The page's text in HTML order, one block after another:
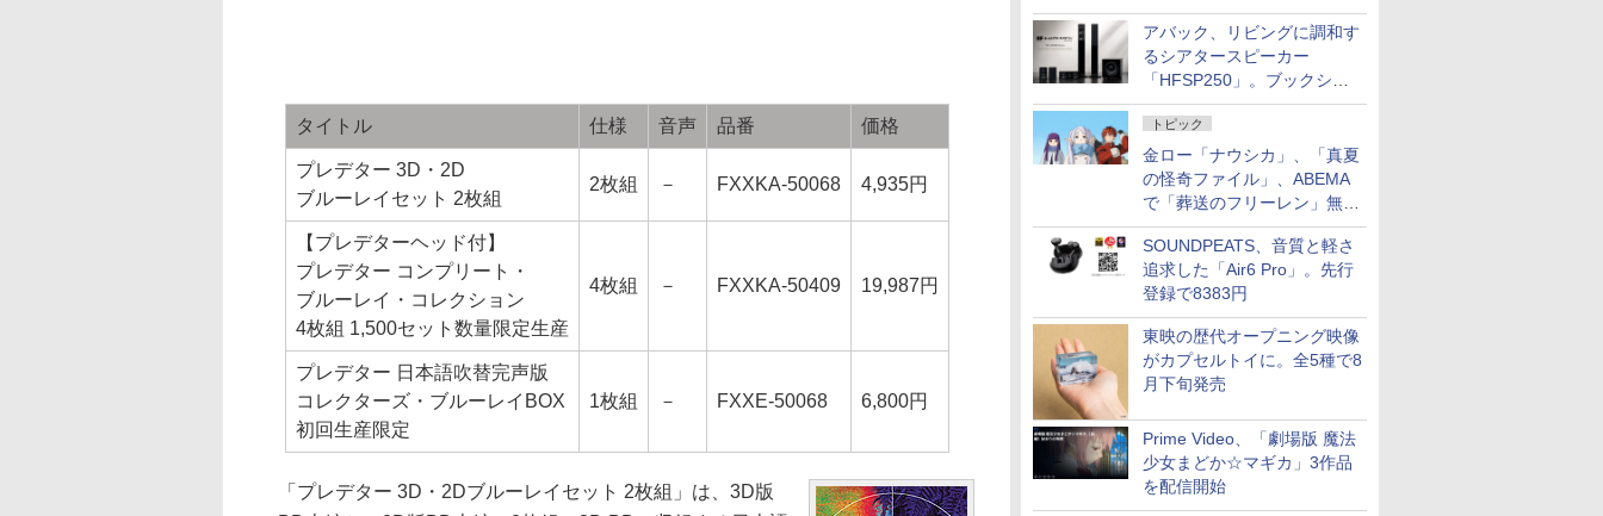
アバック、リビングに調和す
るシアタースピーカー
「HFSP250」。ブックシェ
ルフはペア3万円以下
トピック
金ロー「ナウシカ」、「真夏
の怪奇ファイル」、ABEMA
で「葬送のフリーレン」無料
配信など。夏の特番・配信情
報
SOUNDPEATS、音質と軽さ
追求した「Air6 Pro」。先行
登録で8383円
東映の歴代オープニング映像
がカプセルトイに。全5種で8
月下旬発売
Prime Video、「劇場版 魔法
少女まどか☆マギカ」3作品
を配信開始
タイトル 仕様 音声 品番 価格
プレデター 3D・2D
ブルーレイセット 2枚組
2枚組 － FXXKA-50068 4,935円
【プレデターヘッド付】
プレデター コンプリート・
ブルーレイ・コレクション
4枚組 1,500セット数量限定生産
4枚組 － FXXKA-50409 19,987円
プレデター 日本語吹替完声版
コレクターズ・ブルーレイBOX
初回生産限定
1枚組 － FXXE-50068 6,800円
「プレデター 3D・2Dブルーレイセット 2枚組」は、3D版